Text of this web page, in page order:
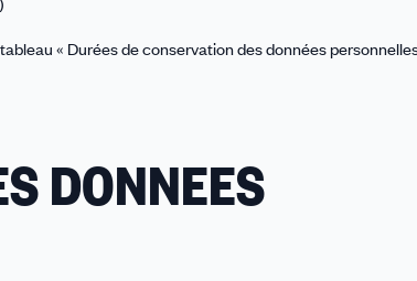
« Durées de conservation des données
DONNEES